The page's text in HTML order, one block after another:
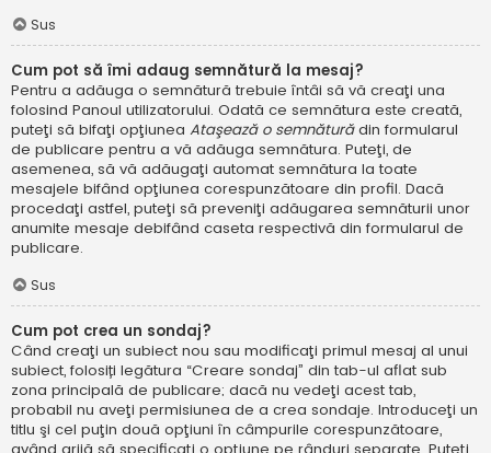
Sus
Cum pot să îmi adaug semnătură la mesaj?
Pentru a adăuga o semnătură trebuie întâi să vă creaţi una
folosind Panoul utilizatorului. Odată ce semnătura este creată,
puteţi să bifaţi opţiunea Ataşează o semnăturădin formularul
de publicare pentru a vă adăuga semnătura. Puteţi, de
asemenea, să vă adăugaţi automat semnătura la toate
mesajele bifând opţiunea corespunzătoare din profil. Dacă
procedaţi astfel, puteţi să preveniţi adăugarea semnăturii unor
anumite mesaje debifând caseta respectivă din formularul de
publicare.
Sus
Cum pot crea un sondaj?
Când creaţi un subiect nou sau modificaţi primul mesaj al unui
subiect, folosiți legătura “Creare sondaj” din tab-ul aflat sub
zona principală de publicare; dacă nu vedeţi acest tab,
probabil nu aveţi permisiunea de a crea sondaje. Introduceţi un
titlu şi cel puţin două opţiuni în câmpurile corespunzătoare,